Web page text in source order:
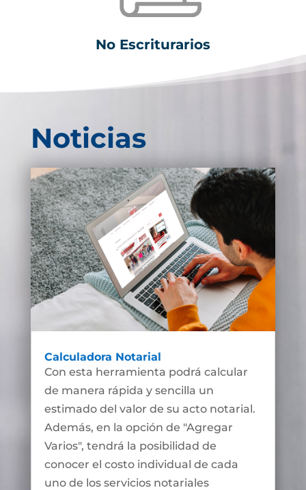
No Escriturarios
Noticias
Calculadora Notarial
Con esta herramienta podrá calcular
de manera rápida y sencilla un
estimado del valor de su acto notarial.
Además, en la opción de "Agregar
Varios", tendrá la posibilidad de
conocer el costo individual de cada
uno de los servicios notariales